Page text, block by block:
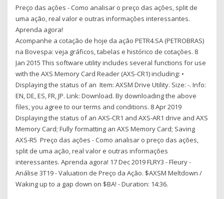
Preço das ações - Como analisar o preço das ações, split de
uma ação, real valor e outras informações interessantes.
Aprenda agora!
Acompanhe a cotação de hoje da ação PETR4.SA (PETROBRAS)
na Bovespa: veja gráficos, tabelas e histórico de cotações. 8
Jan 2015 This software utility includes several functions for use
with the AXS Memory Card Reader (AXS-CR1) including: •
Displaying the status of an Item: AXSM Drive Utility. Size: -. Info:
EN, DE, ES, FR, JP. Link: Download. By downloading the above
files, you agree to our terms and conditions. 8 Apr 2019
Displaying the status of an AXS-CR1 and AXS-AR1 drive and AXS
Memory Card; Fully formatting an AXS Memory Card; Saving
AXS-R5 Preço das ações - Como analisar o preço das ações,
split de uma ação, real valor e outras informações
interessantes. Aprenda agora! 17 Dec 2019 FLRY3 - Fleury -
Análise 3T19 - Valuation de Preço da Ação. $AXSM Meltdown /
Waking up to a gap down on $BA! - Duration: 14:36.